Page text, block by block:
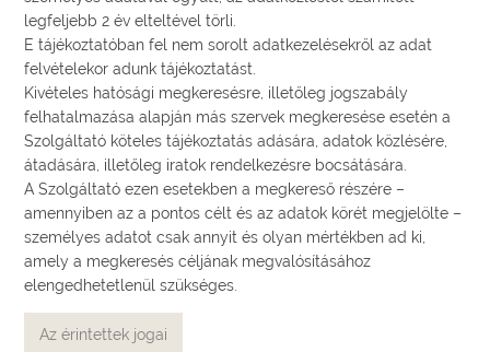
legfeljebb 2 év elteltével törli.
E tájékoztatóban fel nem sorolt adatkezelésekről az adat
felvételekor adunk tájékoztatást.
Kivételes hatósági megkeresésre, illetőleg jogszabály
felhatalmazása alapján más szervek megkeresése esetén a
Szolgáltató köteles tájékoztatás adására, adatok közlésére,
átadására, illetőleg iratok rendelkezésre bocsátására.
A Szolgáltató ezen esetekben a megkereső részére –
amennyiben az a pontos célt és az adatok körét megjelölte –
személyes adatot csak annyit és olyan mértékben ad ki,
amely a megkeresés céljának megvalósításához
elengedhetetlenül szükséges.
Az érintettek jogai